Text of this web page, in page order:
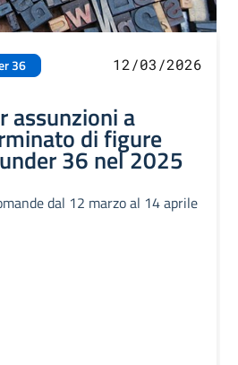
36 12/03/2026
assunzioni a
di figure
36 nel 2025
dal 12 marzo al 14 aprile